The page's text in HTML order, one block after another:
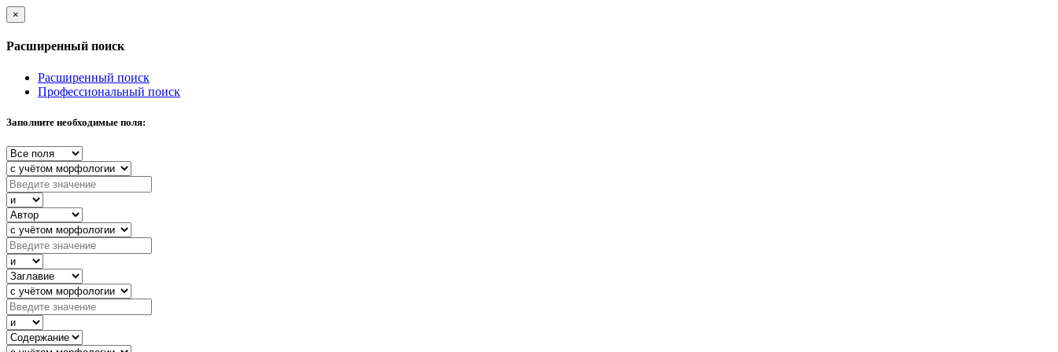
×
Расширенный поиск
Расширенный поиск
Профессиональный поиск
Заполните необходимые поля: